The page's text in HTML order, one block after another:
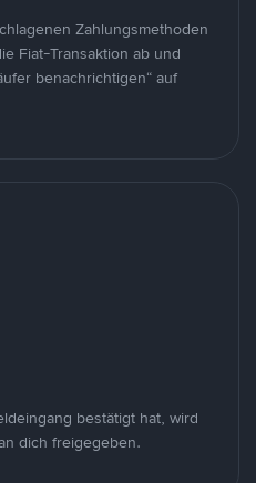
Zahlungsmethoden
Fiat-Transaktion ab und
benachrichtigen“ auf
bestätigt hat, wird
dich freigegeben.